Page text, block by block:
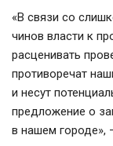
«В связи со
чинов власти к
расценивать
противоречат
и несут
предложение о
в нашем городе»,